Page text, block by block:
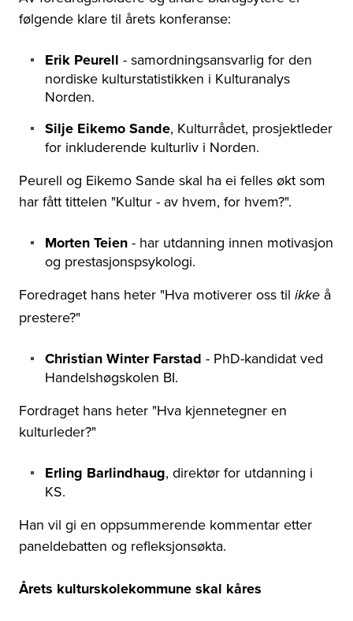
følgende klare til årets konferanse:
Erik Peurell - samordningsansvarlig for den
nordiske kulturstatistikken i Kulturanalys
Norden.
Silje Eikemo Sande, Kulturrådet, prosjektleder
for inkluderende kulturliv i Norden.
Peurell og Eikemo Sande skal ha ei felles økt som
har fått tittelen "Kultur - av hvem, for hvem?".
Morten Teien - har utdanning innen motivasjon
og prestasjonspsykologi.
Foredraget hans heter "Hva motiverer oss til ikke å
prestere?"
Christian Winter Farstad - PhD-kandidat ved
Handelshøgskolen BI.
Fordraget hans heter "Hva kjennetegner en
kulturleder?"
Erling Barlindhaug, direktør for utdanning i
KS.
Han vil gi en oppsummerende kommentar etter
paneldebatten og refleksjonsøkta.
Årets kulturskolekommune skal kåres